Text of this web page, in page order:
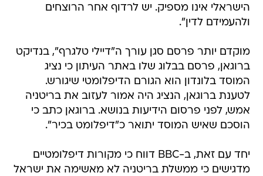
הישראלי אינו מספיק. יש לרדוף אחר הרוצחים
ולהעמידם לדין".
מוקדם יותר פרסם סגן עורך ה"דיילי טלגרף", בנדיקט
ברוגאן, פרסם בבלוג שלו באתר העיתון כי נציג
המוסד בלונדון הוא הגורם הדיפלומטי שיגורש.
לטענת ברוגאן, הנציג היה אמור לעזוב את בריטניה
אמש, לפני פרסום הידיעות בנושא. ברוגאן כתב כי
הוסכם שאיש המוסד יתואר כ"דיפלומט בכיר".
יחד עם זאת, ב-BBC דווח כי מקורות דיפלומטיים
מדגישים כי ממשלת בריטניה לא מאשימה את ישראל